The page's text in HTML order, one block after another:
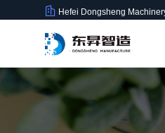
Hefei Dongsheng